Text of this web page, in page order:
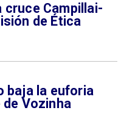
cruce Campillai-
de Ética
baja la euforia
Vozinha